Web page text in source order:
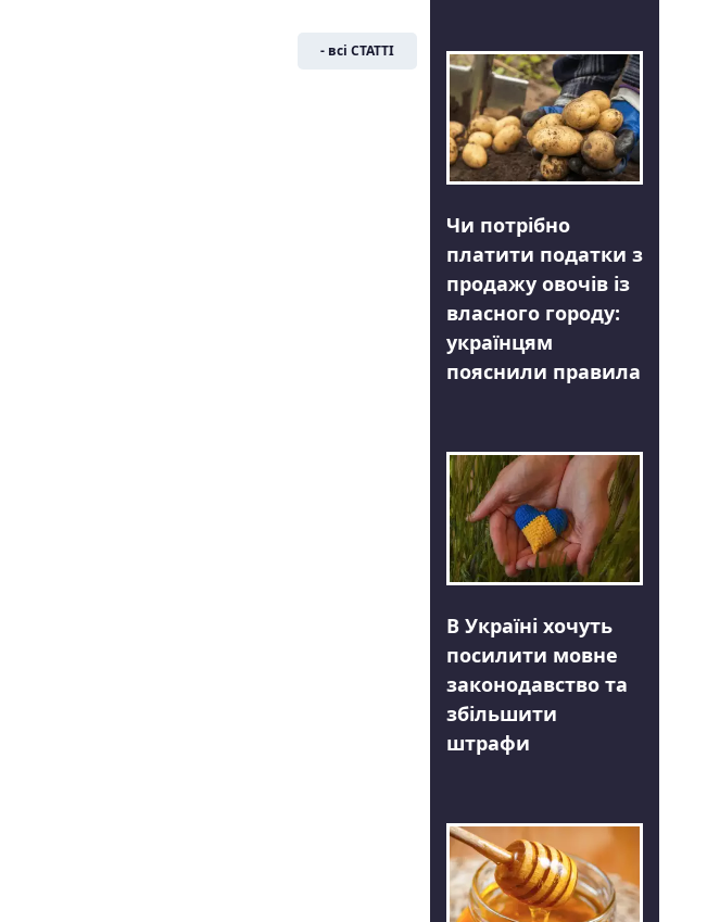
- всі СТАТТІ
Чи потрібно
платити податки з
продажу овочів із
власного городу:
українцям
пояснили правила
В Україні хочуть
посилити мовне
законодавство та
збільшити
штрафи